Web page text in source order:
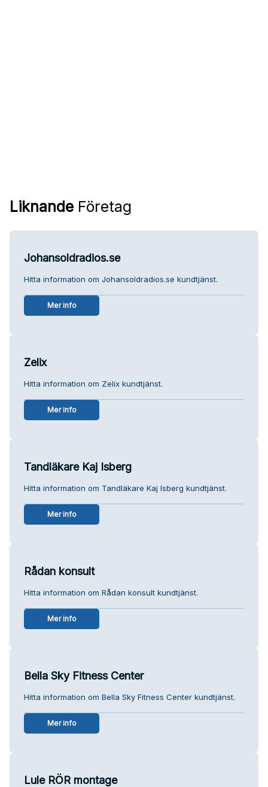
Liknande Företag
Johansoldradios.se
Hitta information om Johansoldradios.se kundtjänst.
Mer info
Zelix
Hitta information om Zelix kundtjänst.
Mer info
Tandläkare Kaj Isberg
Hitta information om Tandläkare Kaj Isberg kundtjänst.
Mer info
Rådan konsult
Hitta information om Rådan konsult kundtjänst.
Mer info
Bella Sky Fitness Center
Hitta information om Bella Sky Fitness Center kundtjänst.
Mer info
Lule RÖR montage